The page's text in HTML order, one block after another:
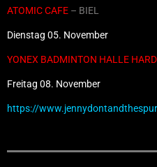
ATOMIC CAFE – BIEL
Dienstag 05. November
YONEX BADMINTON HALLE
Freitag 08. November
https://